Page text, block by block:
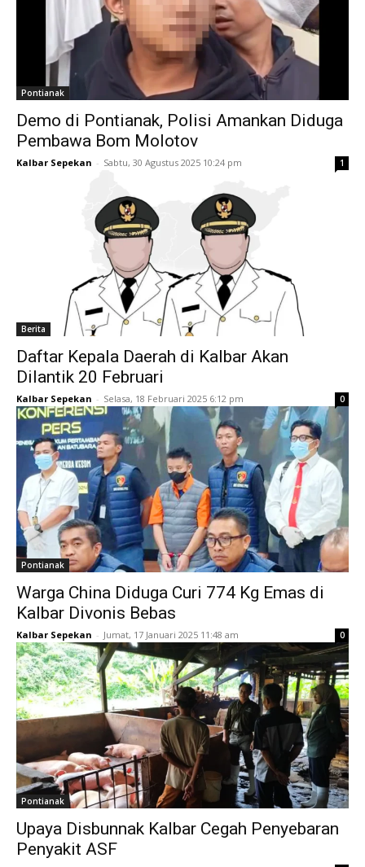
Pontianak
Demo di Pontianak, Polisi Amankan Diduga
Pembawa Bom Molotov
Kalbar Sepekan - Sabtu, 30 Agustus 2025 10:24 pm 1
Berita
Daftar Kepala Daerah di Kalbar Akan
Dilantik 20 Februari
Kalbar Sepekan - Selasa, 18 Februari 2025 6:12 pm 0
Pontianak
Warga China Diduga Curi 774 Kg Emas di
Kalbar Divonis Bebas
Kalbar Sepekan - Jumat, 17 Januari 2025 11:48 am 0
Pontianak
Upaya Disbunnak Kalbar Cegah Penyebaran
Penyakit ASF